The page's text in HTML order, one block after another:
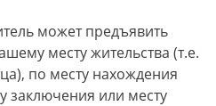
может предъявить
месту жительства (т.е.
по месту нахождения
заключения или месту